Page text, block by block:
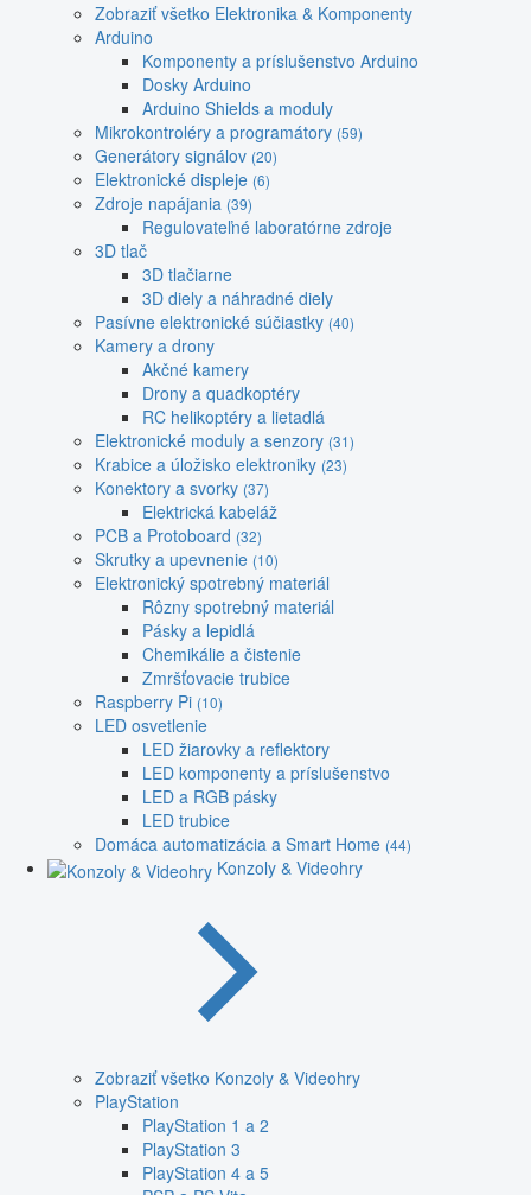
Zobraziť všetko Elektronika & Komponenty
Arduino
Komponenty a príslušenstvo Arduino
Dosky Arduino
Arduino Shields a moduly
Mikrokontroléry a programátory (59)
Generátory signálov (20)
Elektronické displeje (6)
Zdroje napájania (39)
Regulovateľné laboratórne zdroje
3D tlač
3D tlačiarne
3D diely a náhradné diely
Pasívne elektronické súčiastky (40)
Kamery a drony
Akčné kamery
Drony a quadkoptéry
RC helikoptéry a lietadlá
Elektronické moduly a senzory (31)
Krabice a úložisko elektroniky (23)
Konektory a svorky (37)
Elektrická kabeláž
PCB a Protoboard (32)
Skrutky a upevnenie (10)
Elektronický spotrebný materiál
Rôzny spotrebný materiál
Pásky a lepidlá
Chemikálie a čistenie
Zmršťovacie trubice
Raspberry Pi (10)
LED osvetlenie
LED žiarovky a reflektory
LED komponenty a príslušenstvo
LED a RGB pásky
LED trubice
Domáca automatizácia a Smart Home (44)
Konzoly & Videohry
Zobraziť všetko Konzoly & Videohry
PlayStation
PlayStation 1 a 2
PlayStation 3
PlayStation 4 a 5